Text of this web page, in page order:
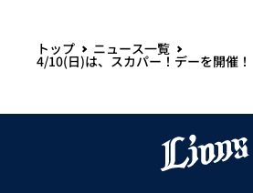
トップ ニュース一覧
4/10(日)は、スカパー！デーを開催！